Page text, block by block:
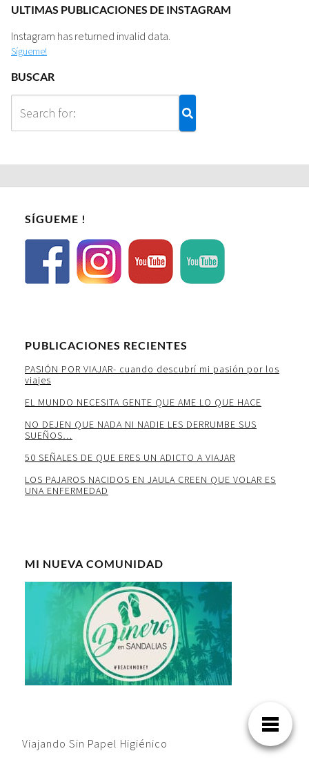
ULTIMAS PUBLICACIONES DE INSTAGRAM
Instagram has returned invalid data.
Sígueme!
BUSCAR
SÍGUEME !
PUBLICACIONES RECIENTES
PASIÓN POR VIAJAR- cuando descubrí mi pasión por los
viajes
EL MUNDO NECESITA GENTE QUE AME LO QUE HACE
NO DEJEN QUE NADA NI NADIE LES DERRUMBE SUS
SUEÑOS…
50 SEÑALES DE QUE ERES UN ADICTO A VIAJAR
LOS PAJAROS NACIDOS EN JAULA CREEN QUE VOLAR ES
UNA ENFERMEDAD
MI NUEVA COMUNIDAD
Viajando Sin Papel Higiénico